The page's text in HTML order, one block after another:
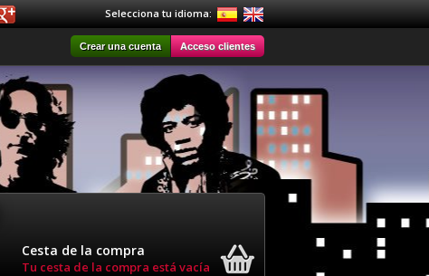
Selecciona tu idioma:
Crear una cuenta Acceso clientes
Cesta de la compra
Tu cesta de la compra está vacía